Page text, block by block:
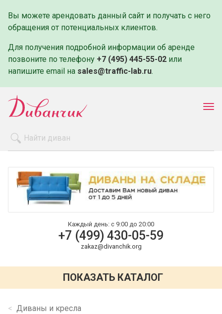
Вы можете арендовать данный сайт и получать с него
обращения от потенциальных клиентов.
Для получения подробной информации об аренде
позвоните по телефону +7 (495) 445-55-02 или
напишите email на sales@traffic-lab.ru.
Оплата и доставка
Контакты
Каждый день: с 9:00 до 20:00
+7 (499) 430-05-59
zakaz@divanchik.org
ПОКАЗАТЬ КАТАЛОГ
Диваны и кресла